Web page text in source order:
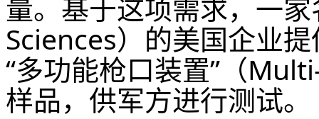
量。基于这项需求，一
Sciences）的美国企业
“多功能枪口装置”（
样品，供军方进行测试。